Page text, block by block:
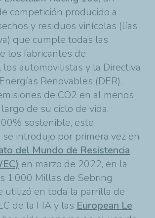
competición producido a
y residuos vinícolas (lías
que cumple todas las
los fabricantes de
los automovilistas y la Directiva
Renovables (DER).
de CO2 en al menos
de su ciclo de vida.
sostenible, este
introdujo por primera vez en
del Mundo de Resistencia
en marzo de 2022, en la
1.000 Millas de Sebring
utilizó en toda la parrilla de
de la FIA y las European Le